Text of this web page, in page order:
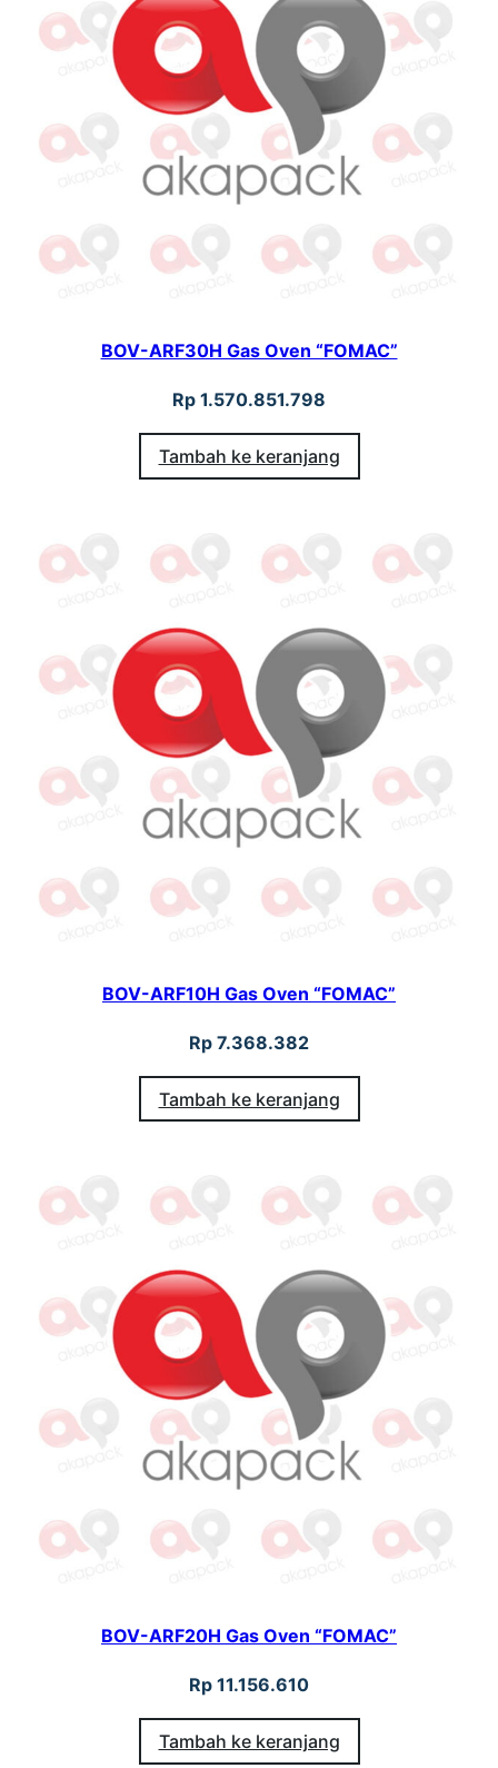
BOV-ARF30H Gas Oven “FOMAC”
Rp 1.570.851.798
Tambah ke keranjang
BOV-ARF10H Gas Oven “FOMAC”
Rp 7.368.382
Tambah ke keranjang
BOV-ARF20H Gas Oven “FOMAC”
Rp 11.156.610
Tambah ke keranjang